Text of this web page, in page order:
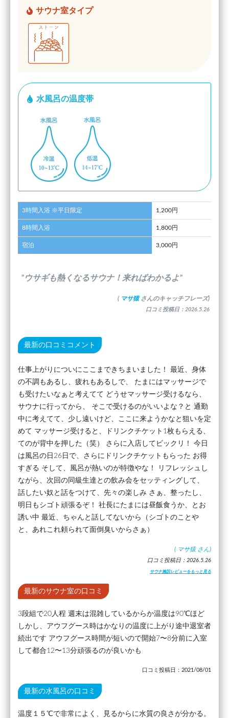
サウナ室タイプ
水風呂の温度帯
3時間入浴 ※平日限定 1,200円
8時間入浴 1,800円
宿泊 3,000円
”ウサギも熱くなるサウナ！来ればわかるよ”
( マサ猿 さんのキャッチフレーズ)
口コミ投稿日：2026.5.26
最新の口コミコメント
仕事上がりについにここまできちまいました！ 最近、身体
の不調もあるし、疲れもあるしで、 たまにはマッサージで
も受けたいなぁと考えてて どうせマッサージ受けるなら、
サウナに行ってから、 そこで受けるのがいいよな？と 通勤
中に考えてて、少し遠いけど、ここに来ようかなと狙いを定
めて マッサージ受けると、ドリンクチケット1枚もらえる、
てのが背中を押した（笑） さらに入店してビックリ！ 今日
は風呂の日26日で、さらにドリンクチケットもらった お得
すぎる そして、風呂が熱いのが特徴やな！ リフレッシュし
ながら、次回の同級生達との飲み会をセッティングして、
話したい奴と話をつけて、先々の楽しみ さぁ、整ったし、
明日もシゴト頑張るぞ！ 社長にたまには昼飯食うか、とお
誘い中 最近、ちゃんと話してないから（シゴトのことや
と、あれこれ頼られて面倒臭いからさぁ）
( マサ猿 さん)
口コミ投稿日：2026.5.26
サウナ施設レビューをもっと見る
最新のサウナ室の口コミ
3段組で20人程 週末は混雑しているからか温度は90℃ほど
しかし、アウフグース時はかなりの温度に上がり途中退室者
続出です アウフグース時間が短いので開始7〜8分前に入室
して都合12〜13分頑張るのが良いかも
口コミ投稿日：2021/08/01
最新の水風呂の口コミ
温度１５℃で非常によく、見るからに水質の良さが分かる。